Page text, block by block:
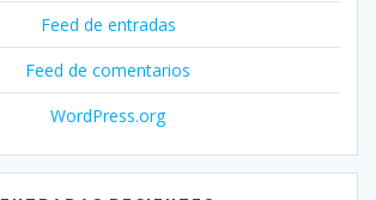
Feed de entradas
Feed de comentarios
WordPress.org